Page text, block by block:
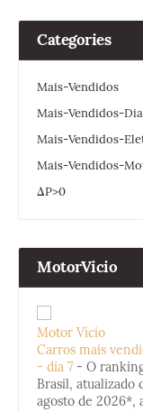
Categories
Mais-Vendidos
Mais-Vendidos-
Mais-Vendidos-
Mais-Vendidos-
ΔP>0
MotorVicio
Motor Vício
Carros mais
- dia 7 - O
Brasil, atualizado
agosto de 2026*,